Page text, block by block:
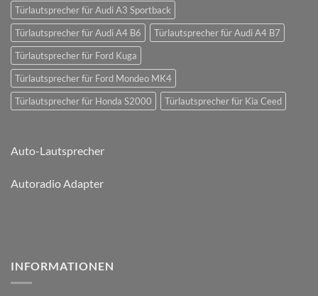
Türlautsprecher für Audi A3 Sportback
Türlautsprecher für Audi A4 B6
Türlautsprecher für Audi A4 B7
Türlautsprecher für Ford Kuga
Türlautsprecher für Ford Mondeo MK4
Türlautsprecher für Honda S2000
Türlautsprecher für Kia Ceed
Auto-Lautsprecher
Autoradio Adapter
INFORMATIONEN